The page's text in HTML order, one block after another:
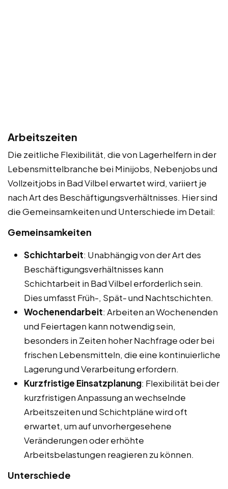
Arbeitszeiten
Die zeitliche Flexibilität, die von Lagerhelfern in der
Lebensmittelbranche bei Minijobs, Nebenjobs und
Vollzeitjobs in Bad Vilbel erwartet wird, variiert je
nach Art des Beschäftigungsverhältnisses. Hier sind
die Gemeinsamkeiten und Unterschiede im Detail:
Gemeinsamkeiten
Schichtarbeit: Unabhängig von der Art des
Beschäftigungsverhältnisses kann
Schichtarbeit in Bad Vilbel erforderlich sein.
Dies umfasst Früh-, Spät- und Nachtschichten.
Wochenendarbeit: Arbeiten an Wochenenden
und Feiertagen kann notwendig sein,
besonders in Zeiten hoher Nachfrage oder bei
frischen Lebensmitteln, die eine kontinuierliche
Lagerung und Verarbeitung erfordern.
Kurzfristige Einsatzplanung: Flexibilität bei der
kurzfristigen Anpassung an wechselnde
Arbeitszeiten und Schichtpläne wird oft
erwartet, um auf unvorhergesehene
Veränderungen oder erhöhte
Arbeitsbelastungen reagieren zu können.
Unterschiede